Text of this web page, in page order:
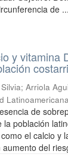
de ...
y vitamina
; Arriola
de
la población
el calcio y
del